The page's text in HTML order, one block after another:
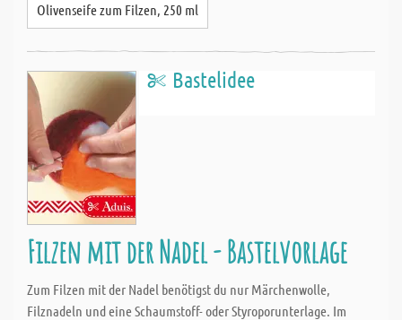
Olivenseife zum Filzen, 250 ml
Bastelidee
Filzen mit der Nadel - Bastelvorlage
Zum Filzen mit der Nadel benötigst du nur Märchenwolle,
Filznadeln und eine Schaumstoff- oder Styroporunterlage. Im